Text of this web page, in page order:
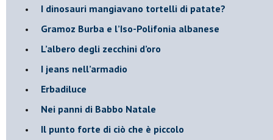
I dinosauri mangiavano tortelli di patate?
​Gramoz Burba e l’Iso-Polifonia albanese
L’albero degli zecchini d’oro
​I jeans nell’armadio
Erbadiluce
Nei panni di Babbo Natale
​Il punto forte di ciò che è piccolo